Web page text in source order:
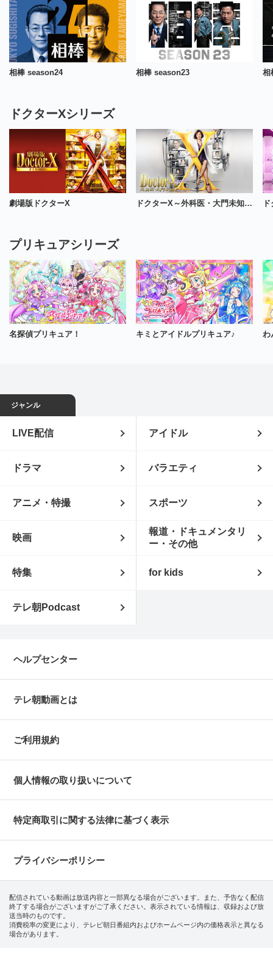
相棒 season24 相棒 season23 相
ドクターXシリーズ
劇場版ドクターX ドクターX～外科医・大門未知子～スペシャル
プリキュアシリーズ
名探偵プリキュア！ キミとアイドルプリキュア♪ わ
ジャンル
LIVE配信 アイドル
ドラマ バラエティ
アニメ・特撮 スポーツ
映画
報道・ドキュメンタリ
ー・その他
特集 for kids
テレ朝Podcast
ヘルプセンター
テレ朝動画とは
ご利用規約
個人情報の取り扱いについて
特定商取引に関する法律に基づく表示
プライバシーポリシー
配信されている動画は放送内容と一部異なる場合がございます。また、予告なく配信
終了する場合がございますがご了承ください。表示されている情報は、収録および放
送当時のものです。
消費税率の変更により、テレビ朝日番組内およびホームページ内の価格表示と異なる
場合があります。